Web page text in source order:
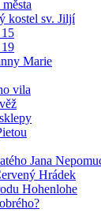
kostel sv. Jiljí
Marie
vila
Jana
Hrádek
Hohenlohe